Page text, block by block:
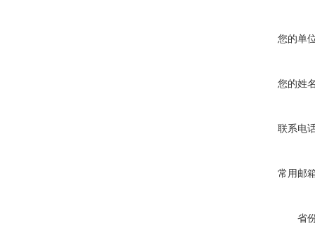
您的单
您的姓
联系电
常用邮
省